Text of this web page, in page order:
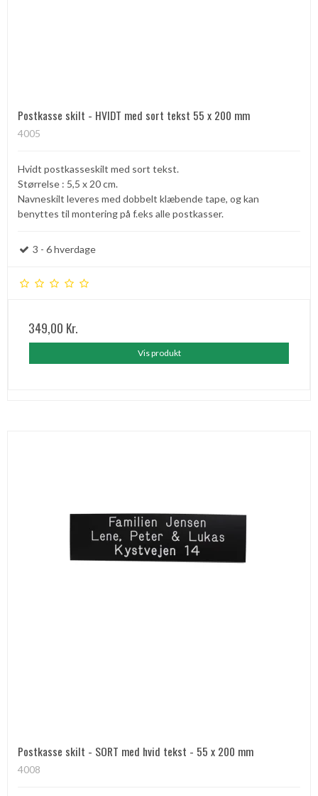
Postkasse skilt - HVIDT med sort tekst 55 x 200 mm
4005
Hvidt postkasseskilt med sort tekst.
Størrelse : 5,5 x 20 cm.
Navneskilt leveres med dobbelt klæbende tape, og kan
benyttes til montering på f.eks alle postkasser.
3 - 6 hverdage
349,00 Kr.
Vis produkt
Postkasse skilt - SORT med hvid tekst - 55 x 200 mm
4008